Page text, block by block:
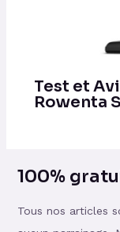
Test et
Rowenta
100%
Tous nos articles